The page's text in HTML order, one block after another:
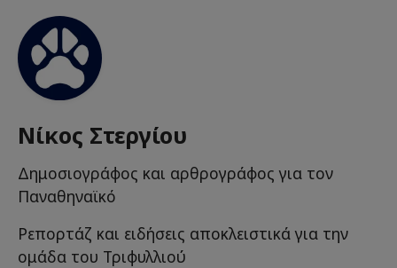
Νίκος Στεργίου
Δημοσιογράφος και αρθρογράφος για τον
Παναθηναϊκό
Ρεπορτάζ και ειδήσεις αποκλειστικά για την
ομάδα του Τριφυλλιού